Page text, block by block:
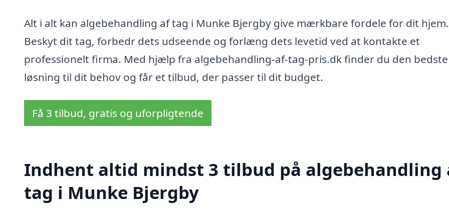
Alt i alt kan algebehandling af tag i Munke Bjergby give mærkbare fordele for dit hjem.
Beskyt dit tag, forbedr dets udseende og forlæng dets levetid ved at kontakte et
professionelt firma. Med hjælp fra algebehandling-af-tag-pris.dk finder du den bedste
løsning til dit behov og får et tilbud, der passer til dit budget.
Få 3 tilbud, gratis og uforpligtende
Indhent altid mindst 3 tilbud på algebehandling
tag i Munke Bjergby